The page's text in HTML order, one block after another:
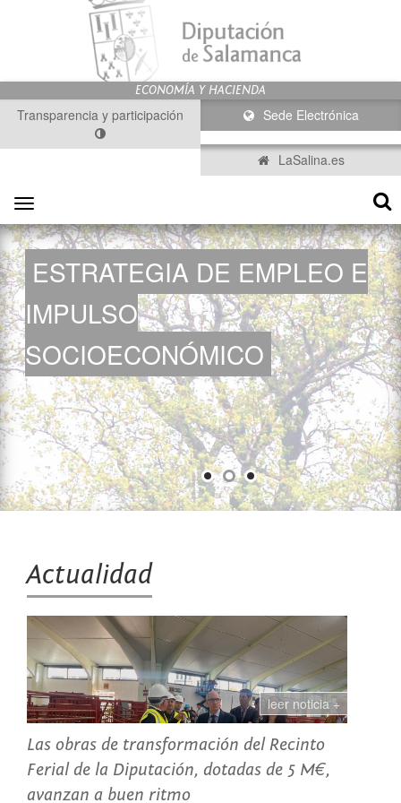
Sede Electrónica
Transparencia y participación
LaSalina.es
Toggle
navigation
ESTRATEGIA DE EMPLEO E
IMPULSO
SOCIOECONÓMICO
Actualidad
Las obras de transformación del Recinto
Ferial de la Diputación, dotadas de 5 M€,
avanzan a buen ritmo
leer noticia +